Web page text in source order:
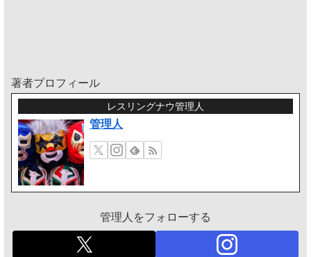
著者プロフィール
レスリングナウ管理人
管理人
管理人をフォローする